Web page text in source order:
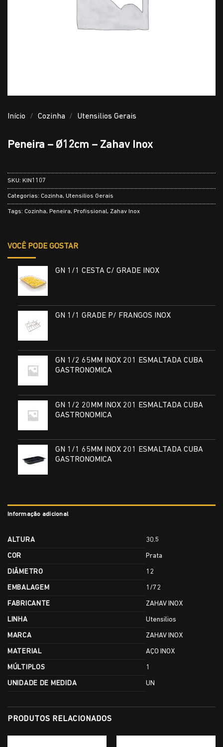
Início / Cozinha / Utensilios Gerais
Peneira – Ø12cm – Zahav Inox
SKU: KIN1107
Categorias: Cozinha, Utensilios Gerais
Tags: Cozinha, Peneira, Profissional, Zahav Inox
VOCÊ PODE GOSTAR
GN 1/1 CESTA C/ GRADE INOX
GN 1/1 GRADE P/ FRANGOS INOX
GN 1/2 65MM INOX 201 ESMALTADA CUBA
GASTRONOMICA
GN 1/2 20MM INOX 201 ESMALTADA CUBA
GASTRONOMICA
GN 1/1 65MM INOX 201 ESMALTADA CUBA
GASTRONOMICA
Informação adicional
ALTURA 30.5
COR Prata
DIÂMETRO 12
EMBALAGEM 1/72
FABRICANTE ZAHAV INOX
LINHA Utensilios
MARCA ZAHAV INOX
MATERIAL AÇO INOX
MÚLTIPLOS 1
UNIDADE DE MEDIDA UN
PRODUTOS RELACIONADOS